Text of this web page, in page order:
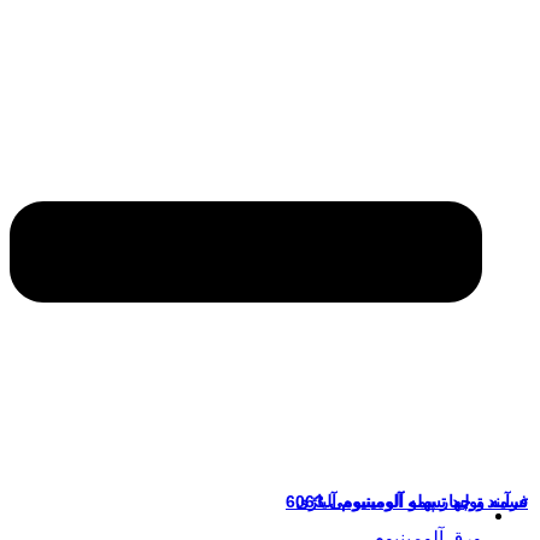
و چهار پهلو آلومینیومی 6063
تولید تسمه آلومینیوم آلیاژی